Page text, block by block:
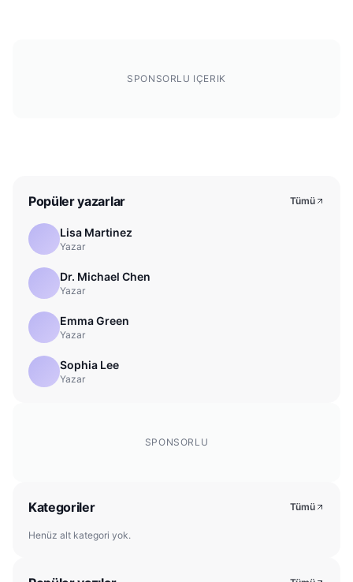
SPONSORLU IÇERIK
Popüler yazarlar Tümü
Lisa Martinez
Yazar
Dr. Michael Chen
Yazar
Emma Green
Yazar
Sophia Lee
Yazar
SPONSORLU
Kategoriler Tümü
Henüz alt kategori yok.